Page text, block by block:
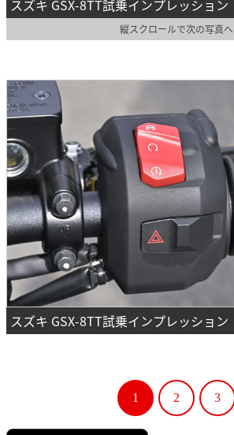
スズキ GSX-8TT試乗インプレッション
縦スクロールで次の写真へ
スズキ GSX-8TT試乗インプレッション
1 2 3